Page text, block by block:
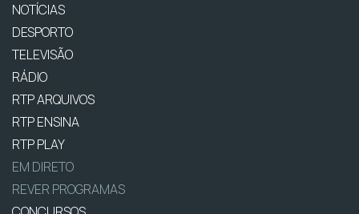
NOTÍCIAS
DESPORTO
TELEVISÃO
RÁDIO
RTP ARQUIVOS
RTP ENSINA
RTP PLAY
EM DIRETO
REVER PROGRAMAS